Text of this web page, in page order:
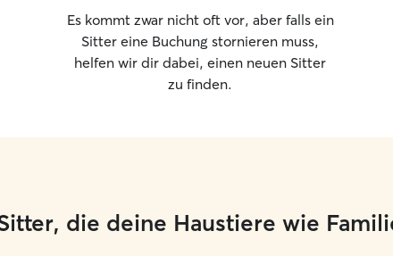
Es kommt zwar nicht oft vor, aber falls ein
Sitter eine Buchung stornieren muss,
helfen wir dir dabei, einen neuen Sitter
zu finden.
die deine Haustiere wie